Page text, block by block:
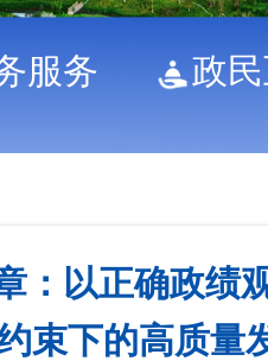
服务 政
：以正确政绩
束下的高质量